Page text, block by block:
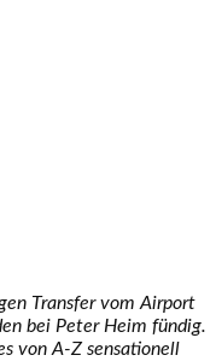
Transfer vom Airport
bei Peter Heim fündig.
von A-Z sensationell